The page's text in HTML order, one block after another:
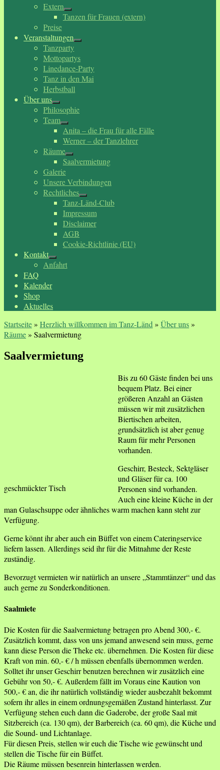
Extern
Tanzen für Frauen (extern)
Preise
Veranstaltungen
Tanzparty
Mottopartys
Linedance-Party
Tanz in den Mai
Herbstball
Über uns
Philosophie
Team
Anita – die Frau für alle Fälle
Werner – der Tanzlehrer
Räume
Saalvermietung
Galerie
Unsere Verbindungen
Rechtliches
Tanz-Länd-Club
Impressum
Disclaimer
AGB
Cookie-Richtlinie (EU)
Kontakt
Anfahrt
FAQ
Kalender
Shop
Aktuelles
Startseite» Herzlich willkommen im Tanz-Länd » Über uns»
Räume» Saalvermietung
Saalvermietung
geschmückter Tisch
Bis zu 60 Gäste finden bei uns
bequem Platz. Bei einer
größeren Anzahl an Gästen
müssen wir mit zusätzlichen
Biertischen arbeiten,
grundsätzlich ist aber genug
Raum für mehr Personen
vorhanden.
Geschirr, Besteck, Sektgläser
und Gläser für ca. 100
Personen sind vorhanden.
Auch eine kleine Küche in der
man Gulaschsuppe oder ähnliches warm machen kann steht zur
Verfügung.
Gerne könnt ihr aber auch ein Büffet von einem Cateringservice
liefern lassen. Allerdings seid ihr für die Mitnahme der Reste
zuständig.
Bevorzugt vermieten wir natürlich an unsere „Stammtänzer“ und das
auch gerne zu Sonderkonditionen.
Saalmiete
Die Kosten für die Saalvermietung betragen pro Abend 300,- €.
Zusätzlich kommt, dass von uns jemand anwesend sein muss, gerne
kann diese Person die Theke etc. übernehmen. Die Kosten für diese
Kraft von min. 60,- € / h müssen ebenfalls übernommen werden.
Solltet ihr unser Geschirr benutzen berechnen wir zusätzlich eine
Gebühr von 50,- €. Außerdem fällt im Voraus eine Kaution von
500,- € an, die ihr natürlich vollständig wieder ausbezahlt bekommt
sofern ihr alles in einem ordnungsgemäßen Zustand hinterlasst. Zur
Verfügung stehen euch dann die Gaderobe, der große Saal mit
Sitzbereich (ca. 130 qm), der Barbereich (ca. 60 qm), die Küche und
die Sound- und Lichtanlage.
Für diesen Preis, stellen wir euch die Tische wie gewünscht und
stellen die Tische für ein Büffet.
Die Räume müssen besenrein hinterlassen werden.